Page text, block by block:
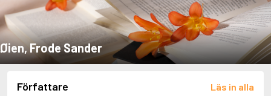
Øien, Frode Sander
Författare Läs in alla